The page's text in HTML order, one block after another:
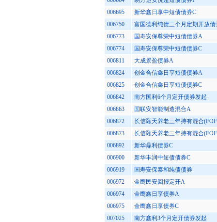
006695
新华鑫日享中短债债券C
006750
富国德利纯债三个月定期开放
006773
国寿安保尊荣中短债债券A
006774
国寿安保尊荣中短债债券C
006811
大成景盈债券A
006824
创金合信鑫日享短债债券A
006825
创金合信鑫日享短债债券C
006842
南方国利6个月定开债券发起
006863
国联安智能制造混合A
006872
长信颐天养老三年持有混合
006873
长信颐天养老三年持有混合
006892
新华鼎利债券C
006900
新华丰润中短债债券C
006919
国寿安保泰和纯债债券
006972
金鹰民安回报定开A
006974
金鹰鑫日享债券A
006975
金鹰鑫日享债券C
007025
南方鑫利3个月定开债券发起